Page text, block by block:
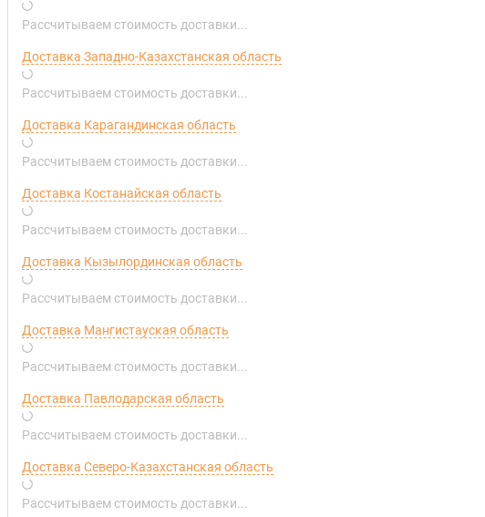
Рассчитываем стоимость доставки...
Доставка Западно-Казахстанская область
Рассчитываем стоимость доставки...
Доставка Карагандинская область
Рассчитываем стоимость доставки...
Доставка Костанайская область
Рассчитываем стоимость доставки...
Доставка Кызылординская область
Рассчитываем стоимость доставки...
Доставка Мангистауская область
Рассчитываем стоимость доставки...
Доставка Павлодарская область
Рассчитываем стоимость доставки...
Доставка Северо-Казахстанская область
Рассчитываем стоимость доставки...